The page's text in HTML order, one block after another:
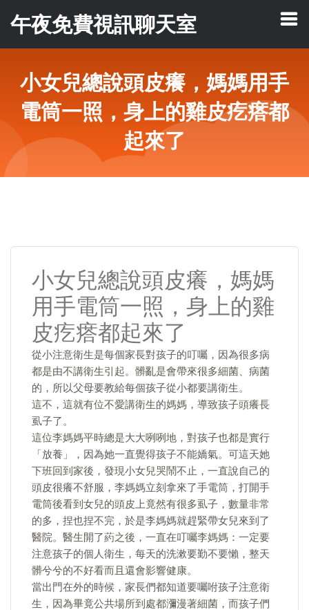
午夜免費視訊聊天室
小女兒總說頭皮癢，媽媽用手
電筒一照，身上的雞皮疙瘩都
起來了
小女兒總說頭皮癢，媽媽
用手電筒一照，身上的雞
皮疙瘩都起來了
從小注意衛生是每個家長對孩子的叮囑，因為很多病
都是由不講衛生引起。髒亂是會帶來很多細菌、病菌
的，所以父母要教給每個孩子從小都要講衛生。
這不，這就有位不愛講衛生的媽媽，導致孩子頭癢長
虱子了。
這位李媽媽平時總是大大咧咧地，對孩子也都是實行
「放養」，因為她一直覺得孩子不能嬌氣。可這天她
下班回到家後，發現小女兒哭鬧不止，一直說自己的
頭皮很癢不舒服，李媽媽立刻拿來了手電筒，打開手
電筒後看到女兒的頭皮上竟然有很多虱子，數量非常
的多，捏也捏不完，於是李媽媽就趕緊帶女兒來到了
醫院。醫生開了葯之後，一直在叮囑李媽媽：一定要
注意孩子的個人衛生，每天的洗漱要勤不要懶，整天
髒兮兮的不好看而且還會影響健康。
當出門在外的時候，家長們都知道要囑咐孩子注意衛
生，因為畢竟公共場所到處都瀰漫著細菌，而孩子們